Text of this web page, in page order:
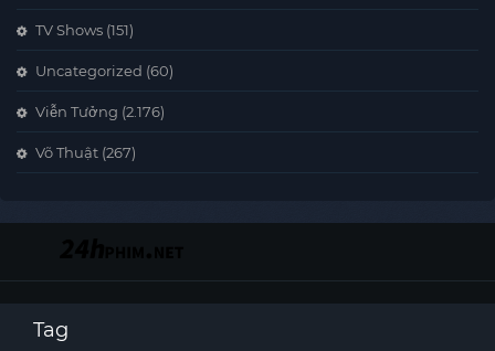
TV Shows (151)
Uncategorized (60)
Viễn Tưởng (2.176)
Võ Thuật (267)
Tag